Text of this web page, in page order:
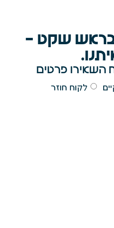
בראש שקט -
השאירו פרטים
לקוח חוזר